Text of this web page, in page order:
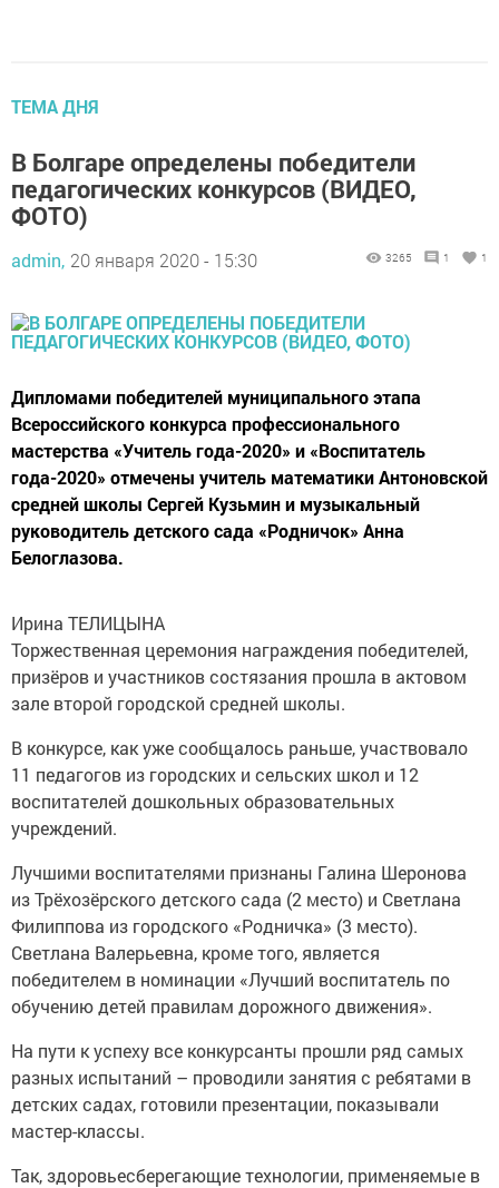
ТЕМА ДНЯ
В Болгаре определены победители
педагогических конкурсов (ВИДЕО,
ФОТО)
admin, 20 января 2020 - 15:30 3265 1 1
Дипломами победителей муниципального этапа
Всероссийского конкурса профессионального
мастерства «Учитель года-2020» и «Воспитатель
года-2020» отмечены учитель математики Антоновской
средней школы Сергей Кузьмин и музыкальный
руководитель детского сада «Родничок» Анна
Белоглазова.
Ирина ТЕЛИЦЫНА
Торжественная церемония награждения победителей,
призёров и участников состязания прошла в актовом
зале второй городской средней школы.
В конкурсе, как уже сообщалось раньше, участвовало
11 педагогов из городских и сельских школ и 12
воспитателей дошкольных образовательных
учреждений.
Лучшими воспитателями признаны Галина Шеронова
из Трёхозёрского детского сада (2 место) и Светлана
Филиппова из городского «Родничка» (3 место).
Светлана Валерьевна, кроме того, является
победителем в номинации «Лучший воспитатель по
обучению детей правилам дорожного движения».
На пути к успеху все конкурсанты прошли ряд самых
разных испытаний – проводили занятия с ребятами в
детских садах, готовили презентации, показывали
мастер-классы.
Так, здоровьесберегающие технологии, применяемые в